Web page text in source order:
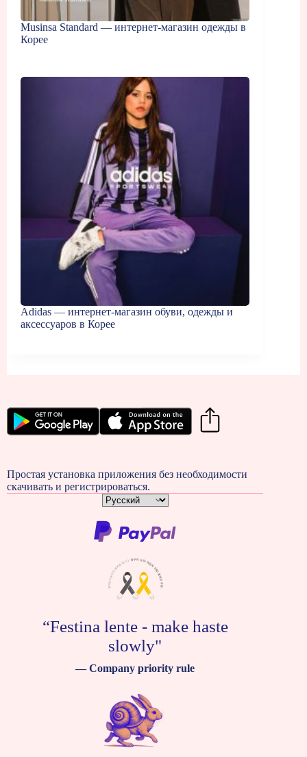
Musinsa Standard — интернет-магазин одежды в
Корее
Adidas — интернет-магазин обуви, одежды и
аксессуаров в Корее
Простая установка приложения без необходимости
скачивать и регистрироваться.
Показать
все
языки
“Festina lente - make haste
slowly"
— Company priority rule